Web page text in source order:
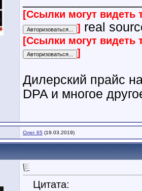
[Ссылки могут видеть
] real
[Ссылки могут видеть
]
Дилерский прайс
DPA и многое
Олег 65 (19.03.2019)
Цитата: